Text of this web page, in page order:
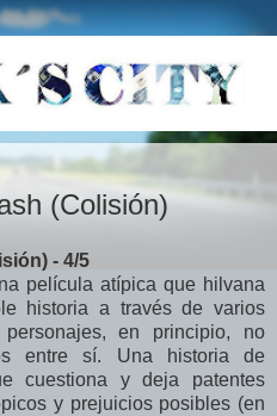
(Colisión)
- 4/5
película atípica que hilvana
historia a través de varios
en principio, no
entre sí. Una historia de
cuestiona y deja patentes
y prejuicios posibles (en